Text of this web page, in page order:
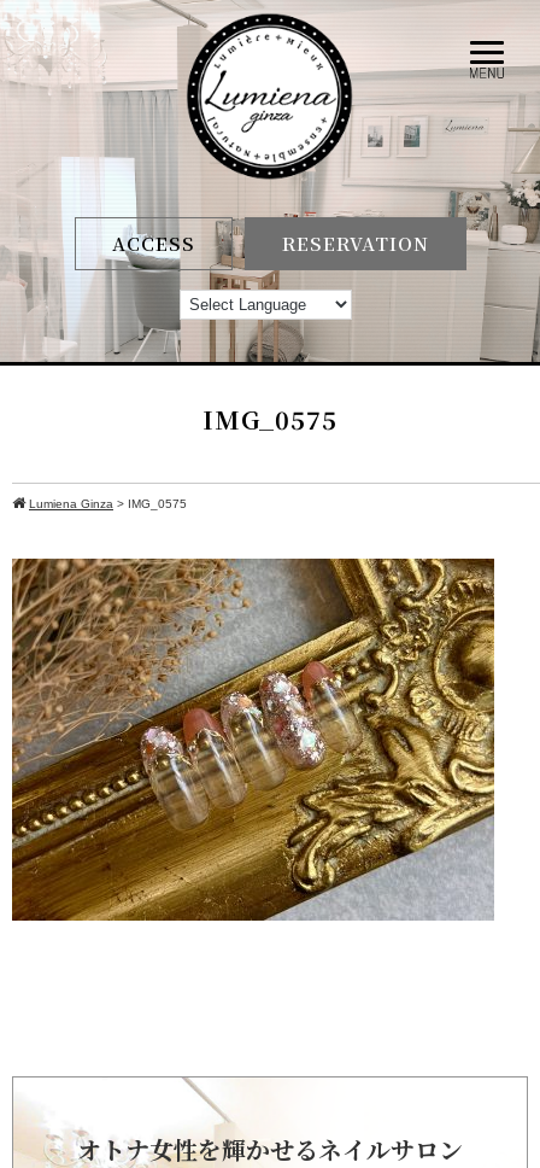
ACCESS RESERVATION
IMG_0575
Lumiena Ginza > IMG_0575
オトナ女性を輝かせるネイルサロン